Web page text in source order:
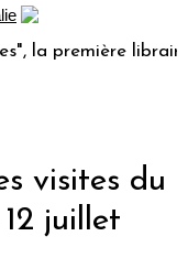
librairie du
visites du
juillet